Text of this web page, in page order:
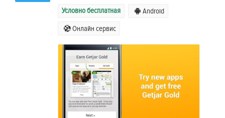
Условно бесплатная Android
Онлайн сервис